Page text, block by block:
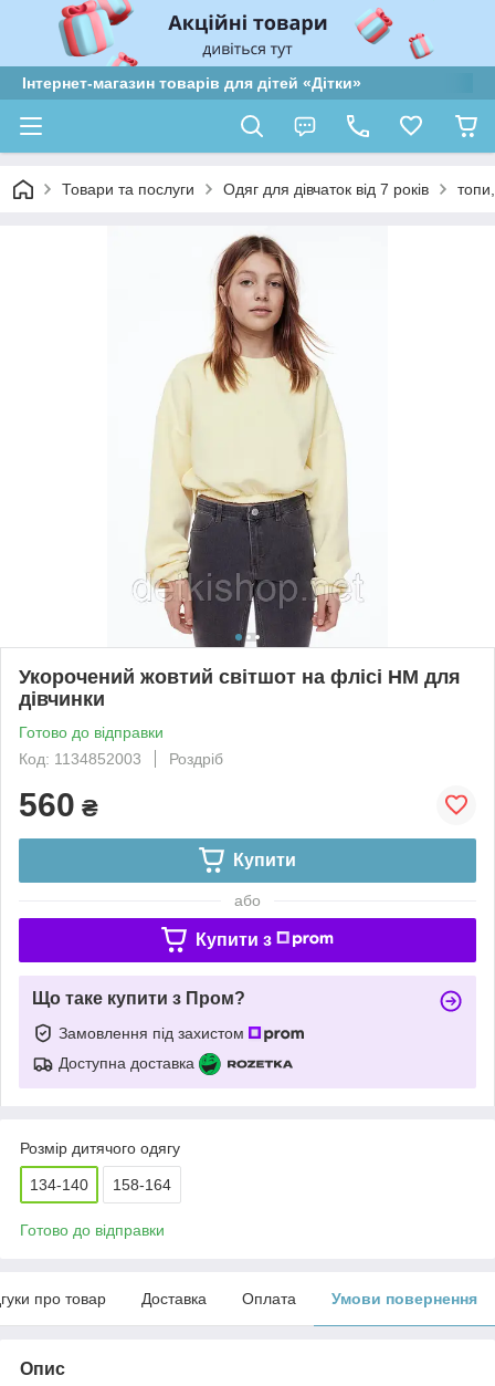
Інтернет-магазин товарів для дітей «Дітки»
Товари та послуги Одяг для дівчаток від 7 років
Укорочений жовтий світшот на флісі НМ для
дівчинки
Готово до відправки
Код: 1134852003
Роздріб
560 ₴
Купити
або
Купити з
Що таке купити з Пром?
Замовлення під захистом
Доступна доставка
Розмір дитячого одягу
134-140 158-164
Готово до відправки
про товар Доставка Оплата Умови повернення
Опис